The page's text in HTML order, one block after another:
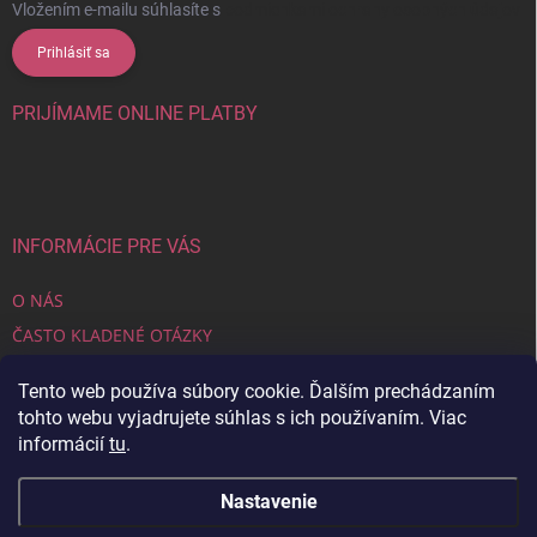
Tento web používa súbory cookie. Ďalším prechádzaním
tohto webu vyjadrujete súhlas s ich používaním. Viac
informácií tu.
Nastavenie
Vložením e-mailu súhlasíte s
Prihlásiť sa
PRIJÍMAME ONLINE PLATBY
INFORMÁCIE PRE VÁS
O NÁS
ČASTO KLADENÉ OTÁZKY
ZÁSADY OCHRANY OSOBNÝCH ÚDAJOV
REKLAMAČNÝ PORIADOK